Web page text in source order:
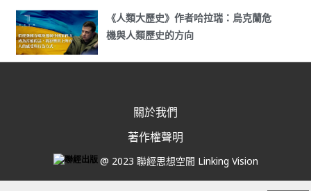
《人類大歷史》作者哈拉瑞：烏克蘭危
機與人類歷史的方向
關於我們
著作權聲明
@ 2023 聯經思想空間 Linking Vision